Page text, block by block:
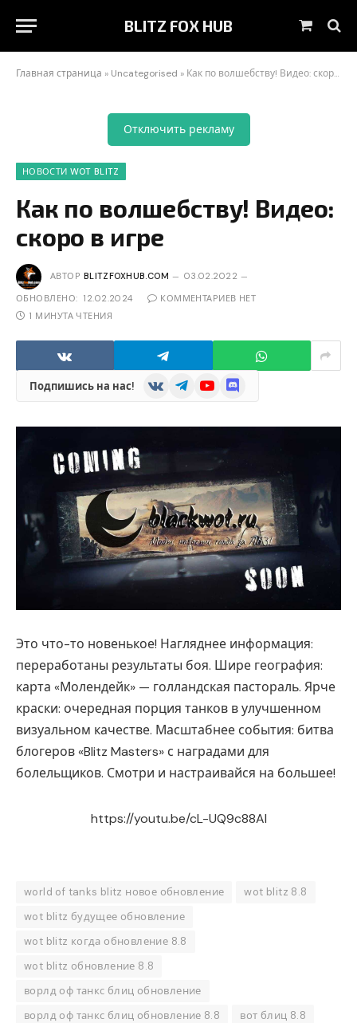
BLITZ FOX HUB Корзина
Главная страница » Uncategorised » Как по волшебству! Видео: скоро в игре
Отключить рекламу
НОВОСТИ WOT BLITZ
Как по волшебству! Видео:
скоро в игре
АВТОР BLITZFOXHUB.COM 03.02.2022
ОБНОВЛЕНО: 12.02.2024
КОММЕНТАРИЕВ НЕТ
1 МИНУТА ЧТЕНИЯ
Подпишись на нас! VKontakteTelegramYouTubeDiscord
Это что-то новенькое! Нагляднее информация:
переработаны результаты боя. Шире география:
карта «Молендейк» — голландская пастораль. Ярче
краски: очередная порция танков в улучшенном
визуальном качестве. Масштабнее события: битва
блогеров «Blitz Masters» с наградами для
болельщиков. Смотри и настраивайся на большее!
https://youtu.be/cL-UQ9c88AI
world of tanks blitz новое обновление
wot blitz 8.8
wot blitz будущее обновление
wot blitz когда обновление 8.8
wot blitz обновление 8.8
ворлд оф танкс блиц обновление
ворлд оф танкс блиц обновление 8.8
вот блиц 8.8